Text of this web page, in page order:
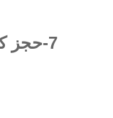
7-حجز كشف لسيارة معاقين